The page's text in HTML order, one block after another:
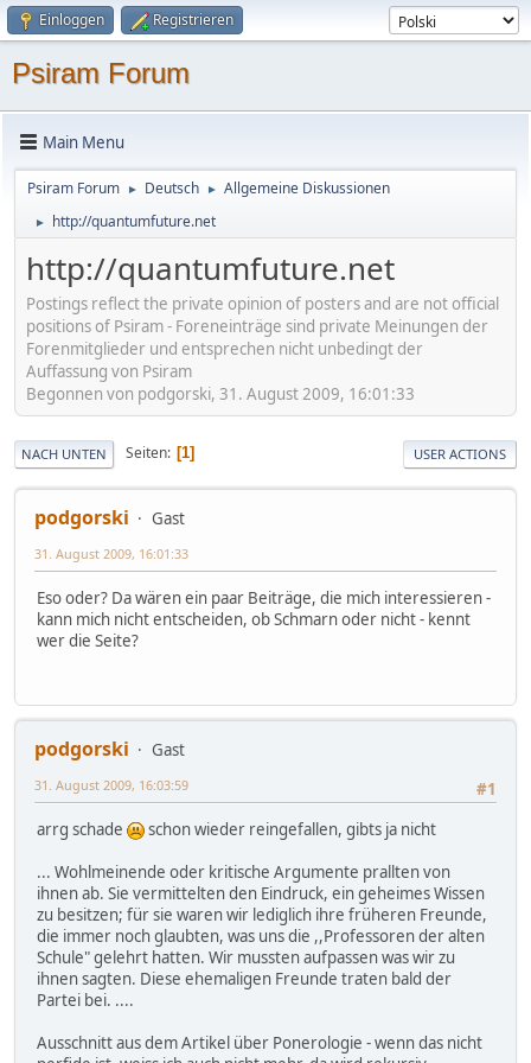
Einloggen Registrieren
Psiram Forum
Main Menu
Psiram Forum ► Deutsch ► Allgemeine Diskussionen
► http://quantumfuture.net
http://quantumfuture.net
Postings reflect the private opinion of posters and are not official
positions of Psiram - Foreneinträge sind private Meinungen der
Forenmitglieder und entsprechen nicht unbedingt der
Auffassung von Psiram
Begonnen von podgorski, 31. August 2009, 16:01:33
NACH UNTEN Seiten 1 USER ACTIONS
podgorski Gast
31. August 2009, 16:01:33
Eso oder? Da wären ein paar Beiträge, die mich interessieren -
kann mich nicht entscheiden, ob Schmarn oder nicht - kennt
wer die Seite?
podgorski
Gast
#1
31. August 2009, 16:03:59
arrg schade
schon wieder reingefallen, gibts ja nicht
... Wohlmeinende oder kritische Argumente prallten von
ihnen ab. Sie vermittelten den Eindruck, ein geheimes Wissen
zu besitzen; für sie waren wir lediglich ihre früheren Freunde,
die immer noch glaubten, was uns die ,,Professoren der alten
Schule" gelehrt hatten. Wir mussten aufpassen was wir zu
ihnen sagten. Diese ehemaligen Freunde traten bald der
Partei bei. ....
Ausschnitt aus dem Artikel über Ponerologie - wenn das nicht